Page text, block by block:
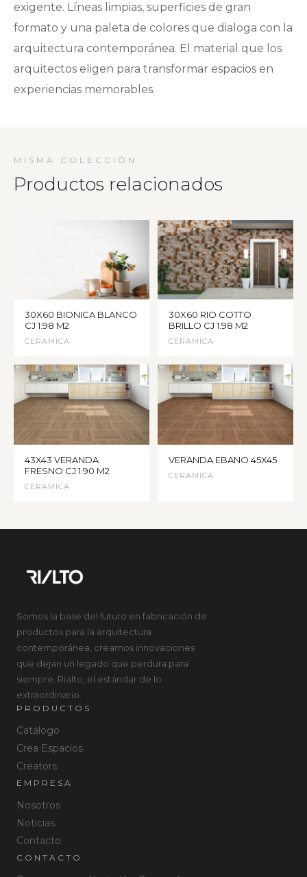
exigente. Líneas limpias, superficies de gran
formato y una paleta de colores que dialoga con la
arquitectura contemporánea. El material que los
arquitectos eligen para transformar espacios en
experiencias memorables.
MISMA COLECCIÓN
Productos relacionados
30X60 BIONICA BLANCO
CJ 1.98 M2
CERAMICA
30X60 RIO COTTO
BRILLO CJ 1.98 M2
CERAMICA
43X43 VERANDA
FRESNO CJ 1.90 M2
CERAMICA
VERANDA EBANO 45X45
CERAMICA
Somos la base del futuro en fabricación de
productos para la arquitectura
contemporánea, creamos innovaciones
que dejan un legado que perdura para
siempre. Rialto, el estándar de lo
extraordinario.
PRODUCTOS
Catálogo
Crea Espacios
Creators
EMPRESA
Nosotros
Noticias
Contacto
CONTACTO